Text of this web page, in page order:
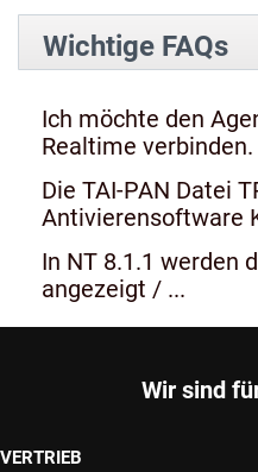
Wichtige FAQs
Ich möchte den
Realtime verbinden.
Die TAI-PAN Datei
Antivierensoftware
In NT 8.1.1 werden
angezeigt / ...
Wir sind
VERTRIEB